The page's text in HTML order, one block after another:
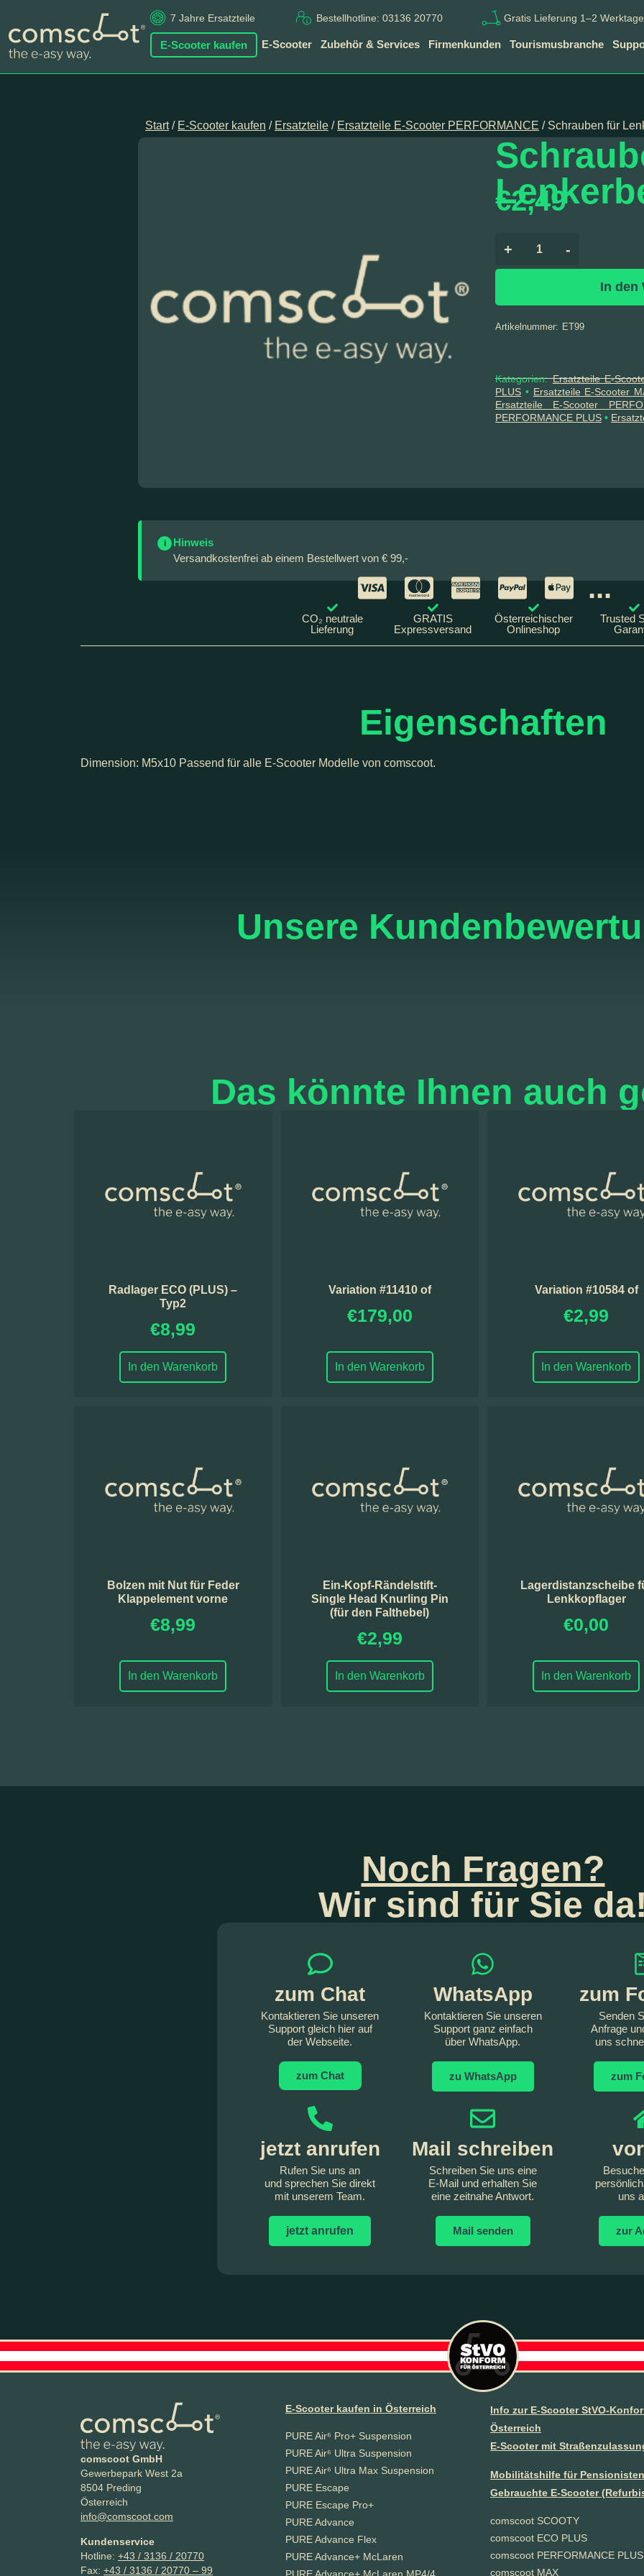
7 Jahre Ersatzteile Bestellhotline: 03136 20770 Gratis Lieferung 1–2 Werktage
E-Scooter kaufen E-Scooter Zubehör & Services Firmenkunden Tourismusbranche
Start/ E-Scooter kaufen / Ersatzteile / Ersatzteile E-Scooter PERFORMANCE / Schrauben für
€2,49
+ -
In den
Artikelnummer: ET99
Kategorien:Ersatzteile E-
PLUS • Ersatzteile E-Scooter
Ersatzteile E-Scooter
PERFORMANCE PLUS •
i
Hinweis
Versandkostenfrei ab einem Bestellwert von € 99,-
...
CO₂ neutrale
Lieferung
GRATIS
Expressversand
Österreichischer
Onlineshop
Trusted
Eigenschaften
Dimension: M5x10 Passend für alle E-Scooter Modelle von comscoot.
Unsere
Das könnte Ihnen auch
Radlager ECO (PLUS) –
Typ2
€8,99
In den Warenkorb
Variation #11410 of
€179,00
In den Warenkorb
Variation #10584 of
€2,99
In den Warenkorb
Bolzen mit Nut für Feder
Klappelement vorne
€8,99
In den Warenkorb
Ein-Kopf-Rändelstift-
Single Head Knurling Pin
(für den Falthebel)
€2,99
In den Warenkorb
Lagerdistanzscheibe
Lenkkopflager
€0,00
In den Warenkorb
Noch Fragen?
Wir sind für Sie da!
zum Chat
Kontaktieren Sie unseren
Support gleich hier auf
der Webseite.
zum Chat
WhatsApp
Kontaktieren Sie unseren
Support ganz einfach
über WhatsApp.
zu WhatsApp
zum
Senden
Anfrage
uns
zum
jetzt anrufen
Rufen Sie uns an
und sprechen Sie direkt
mit unserem Team.
jetzt anrufen
Mail schreiben
Schreiben Sie uns eine
E-Mail und erhalten Sie
eine zeitnahe Antwort.
Mail senden
uns
zur
comscoot GmbH
Gewerbepark West 2a
8504 Preding
Österreich
info@comscoot.com
Kundenservice
Hotline: +43 / 3136 / 20770
Fax: +43 / 3136 / 20770 – 99
E-Scooter kaufen in Österreich
PURE Air⁶ Pro+ Suspension
PURE Air⁶ Ultra Suspension
PURE Air⁶ Ultra Max Suspension
PURE Escape
PURE Escape Pro+
PURE Advance
PURE Advance Flex
PURE Advance+ McLaren
PURE Advance+ McLaren MP4/4
Info zur E-Scooter StVO-
Österreich
E-Scooter mit
Mobilitätshilfe für Pensionisten
Gebrauchte E-Scooter
comscoot SCOOTY
comscoot ECO PLUS
comscoot PERFORMANCE PLUS
comscoot MAX